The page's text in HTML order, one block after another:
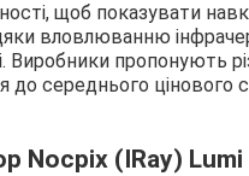
щоб показувати
вловлюванню
Виробники пропонують
до середнього
Nocpix (IRay) Lumi